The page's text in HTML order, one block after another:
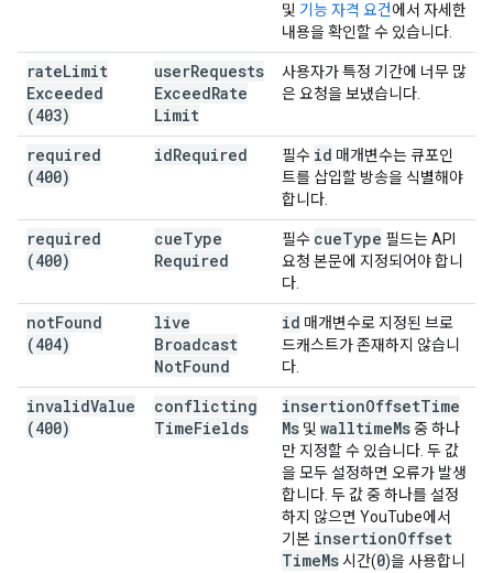
및 기능 자격 요건에서 자세한
내용을 확인할 수 있습니다.
rateLimit
Exceeded
(403)
userRequests
ExceedRate
Limit
사용자가 특정 기간에 너무 많
은 요청을 보냈습니다.
required
(400)
idRequired 필수 id 매개변수는 큐포인
트를 삽입할 방송을 식별해야
합니다.
required
(400)
cueType
Required
필수 cueType 필드는 API
요청 본문에 지정되어야 합니
다.
notFound
(404)
live
Broadcast
NotFound
id 매개변수로 지정된 브로
드캐스트가 존재하지 않습니
다.
invalidValue
(400)
conflicting
TimeFields
insertionOffsetTime
Ms 및 walltimeMs중 하나
만 지정할 수 있습니다. 두 값
을 모두 설정하면 오류가 발생
합니다. 두 값 중 하나를 설정
하지 않으면 YouTube에서
기본 insertionOffset
TimeMs시간(0)을 사용합니